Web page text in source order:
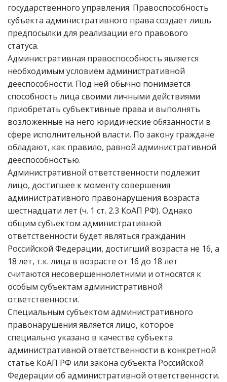
государственного управления. Правоспособность
субъекта административного права создает лишь
предпосылки для реализации его правового
статуса.
Административная правоспособность является
необходимым условием административной
дееспособности. Под ней обычно понимается
способность лица своими личными действиями
приобретать субъективные права и выполнять
возложенные на него юридические обязанности в
сфере исполнительной власти. По закону граждане
обладают, как правило, равной административной
дееспособностью.
Административной ответственности подлежит
лицо, достигшее к моменту совершения
административного правонарушения возраста
шестнадцати лет (ч. 1 ст. 2.3 КоАП РФ). Однако
общим субъектом административной
ответственности будет являться гражданин
Российской Федерации, достигший возраста не 16, а
18 лет, т.к. лица в возрасте от 16 до 18 лет
считаются несовершеннолетними и относятся к
особым субъектам административной
ответственности.
Специальным субъектом административного
правонарушения является лицо, которое
специально указано в качестве субъекта
административной ответственности в конкретной
статье КоАП РФ или закона субъекта Российской
Федерации об административной ответственности.